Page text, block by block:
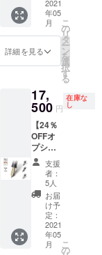
合等に
より出
荷時期
る場合
があり
向上し
た場
合、正
規販売
価格が
がる可
能性も
ござい
ます。
※ご注文
状況、
使用部
材の供
給状
況、製
造工程
上の都
合等に
より出
荷時期
方のみ
ご購入
いただ
けま
す。 ※
類から
お選び
いただ
けま
す。 ※
皆様の
応援購
入によ
り量産
効率が
向上し
た場
合、正
規販売
価格が
Gold（1
4金）ニ
ブ（ペ
ン先）×
１ （販
売予定
価格
円の
24％OF
F） ※こ
ちらは
リター
ンのオ
プショ
ン商品
のた
め、本
体をご
購入の
方のみ
ご購入
いただ
2021
年05
月
詳細を見る
こ
の
リ
タ
ー
ン
を
選
択
す
る
17,
500 円
在庫な
し
【24％
OFFオ
プショ
ンリ
ター
ン】
Gold（1
4金）ニ
Gold（1
4金）ニ
ブ（ペ
支援
者：
5人
お届
け予
定：
2021
年05
月
こ
の